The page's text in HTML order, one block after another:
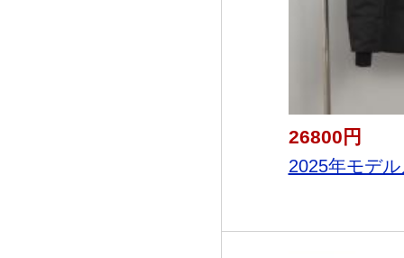
26800円
2025年モデ